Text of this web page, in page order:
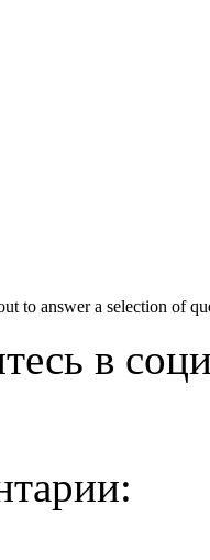
to answer a selection of
в